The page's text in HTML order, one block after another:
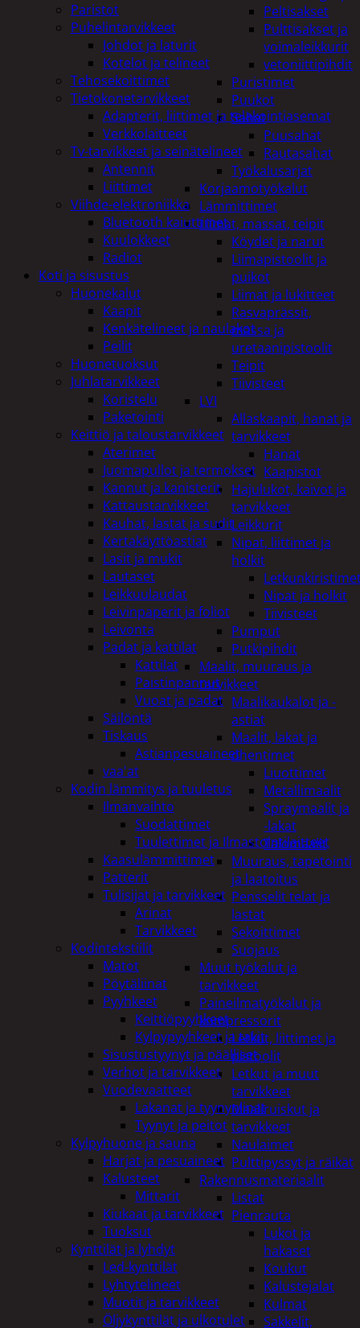
Peltisakset
Pulttisakset ja
voimaleikkurit
vetoniittipihdit
Puristimet
Puukot
Sahat
Puusahat
Rautasahat
Työkalusarjat
Korjaamotyökalut
Lämmittimet
Liimat, massat, teipit
Köydet ja narut
Liimapistoolit ja
puikot
Liimat ja lukitteet
Rasvaprässit,
massa ja
uretaanipistoolit
Teipit
Tiivisteet
LVI
Allaskaapit, hanat ja
tarvikkeet
Hanat
Kaapistot
Hajulukot, kaivot ja
tarvikkeet
Leikkurit
Nipat, liittimet ja
holkit
Nipat ja holkit
Tiivisteet
Pumput
Putkipihdit
Maalit, muuraus ja
tarvikkeet
Maalikaukalot ja -
astiat
Maalit, lakat ja
ohentimet
Liuottimet
Metallimaalit
Spraymaalit ja
-lakat
Talomaalit
Muuraus, tapetointi
ja laatoitus
Pensselit telat ja
lastat
Sekoittimet
Suojaus
Muut työkalut ja
tarvikkeet
Paineilmatyökalut ja
kompressorit
Letkut, liittimet ja
pistoolit
Letkut ja muut
tarvikkeet
Maaliruiskut ja
tarvikkeet
Naulaimet
Pulttipyssyt ja räikät
Rakennusmateriaalit
Listat
Pienrauta
Lukot ja
hakaset
Koukut
Kalustejalat
Kulmat
Sakkelit,
Paristot
Puhelintarvikkeet
Johdot ja laturit
Kotelot ja telineet
Tehosekoittimet
Tietokonetarvikkeet
Adapterit, liittimet ja telakointiasemat
Verkkolaitteet
Tv-tarvikkeet ja seinätelineet
Antennit
Liittimet
Viihde-elektroniikka
Bluetooth kaiuttimet
Kuulokkeet
Radiot
Koti ja sisustus
Huonekalut
Kaapit
Kenkätelineet ja naulakot
Peilit
Huonetuoksut
Juhlatarvikkeet
Koristelu
Paketointi
Keittiö ja taloustarvikkeet
Aterimet
Juomapullot ja termokset
Kannut ja kanisterit
Kattaustarvikkeet
Kauhat, lastat ja sudit
Kertakäyttöastiat
Lasit ja mukit
Lautaset
Leikkuulaudat
Leivinpaperit ja foliot
Leivonta
Padat ja kattilat
Kattilat
Paistinpannut
Vuoat ja padat
Säilöntä
Tiskaus
Astianpesuaineet
vaa'at
Kodin lämmitys ja tuuletus
Ilmanvaihto
Suodattimet
Tuulettimet ja Ilmastointilaitteet
Kaasulämmittimet
Patterit
Tulisijat ja tarvikkeet
Arinat
Tarvikkeet
Kodintekstiilit
Matot
Pöytäliinat
Pyyhkeet
Keittiöpyyhkeet
Kylpypyyhkeet ja takit
Sisustustyynyt ja päälliset
Verhot ja tarvikkeet
Vuodevaatteet
Lakanat ja tyynynlinat
Tyynyt ja peitot
Kylpyhuone ja sauna
Harjat ja pesuaineet
Kalusteet
Mittarit
Kiukaat ja tarvikkeet
Tuoksut
Kynttilät ja lyhdyt
Led-kynttilät
Lyhtytelineet
Muotit ja tarvikkeet
Öljykynttilät ja ulkotulet